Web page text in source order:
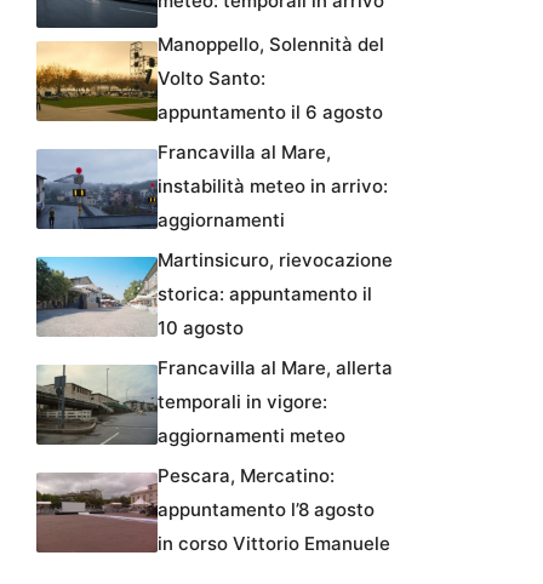
Manoppello, Solennità del
Volto Santo:
appuntamento il 6 agosto
Francavilla al Mare,
instabilità meteo in arrivo:
aggiornamenti
Martinsicuro, rievocazione
storica: appuntamento il
10 agosto
Francavilla al Mare, allerta
temporali in vigore:
aggiornamenti meteo
Pescara, Mercatino:
appuntamento l’8 agosto
in corso Vittorio Emanuele